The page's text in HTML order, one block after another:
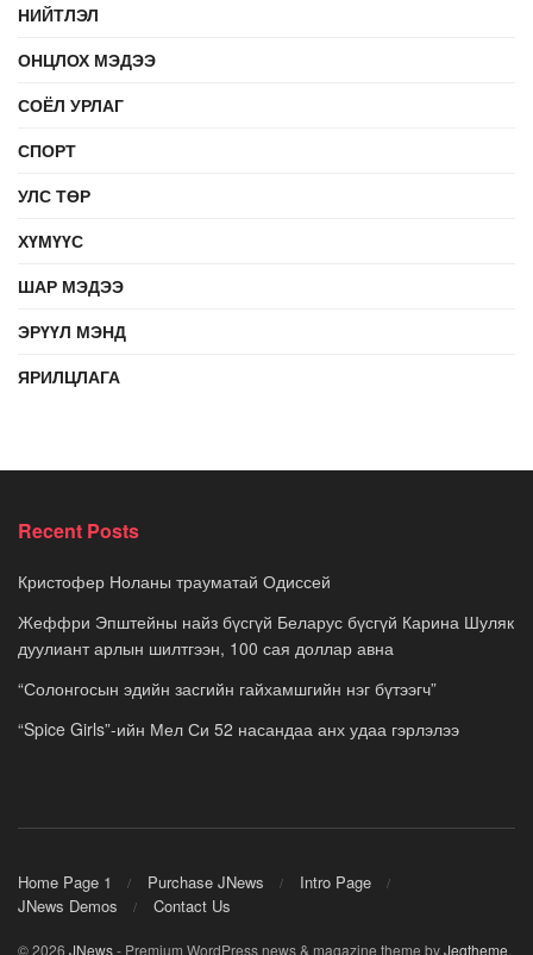
НИЙТЛЭЛ
ОНЦЛОХ МЭДЭЭ
СОЁЛ УРЛАГ
СПОРТ
УЛС ТӨР
ХҮМҮҮС
ШАР МЭДЭЭ
ЭРҮҮЛ МЭНД
ЯРИЛЦЛАГА
Recent Posts
Кристофер Ноланы трауматай Одиссей
Жеффри Эпштейны найз бүсгүй Беларус бүсгүй Карина Шуляк
дуулиант арлын шилтгээн, 100 сая доллар авна
“Солонгосын эдийн засгийн гайхамшгийн нэг бүтээгч”
“Spice Girls”-ийн Мел Си 52 насандаа анх удаа гэрлэлээ
Home Page 1 Purchase JNews
Intro Page
JNews Demos
Contact Us
© 2026 JNews- Premium WordPress news & magazine theme byJegtheme.